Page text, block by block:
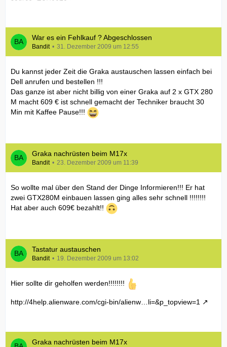
War es ein Fehlkauf ? Abgeschlossen
Bandit 31. Dezember 2009 um 12:55
Du kannst jeder Zeit die Graka austauschen lassen einfach bei
Dell anrufen und bestellen !!!
Das ganze ist aber nicht billig von einer Graka auf 2 x GTX 280
M macht 609 € ist schnell gemacht der Techniker braucht 30
Min mit Kaffee Pause!!!
Graka nachrüsten beim M17x
Bandit 23. Dezember 2009 um 11:39
So wollte mal über den Stand der Dinge Informieren!!! Er hat
zwei GTX280M einbauen lassen ging alles sehr schnell !!!!!!!!
Hat aber auch 609€ bezahlt!!
Tastatur austauschen
Bandit 19. Dezember 2009 um 13:02
Hier sollte dir geholfen werden!!!!!!!!
http://4help.alienware.com/cgi-bin/alienw…li=&p_topview=1
Graka nachrüsten beim M17x